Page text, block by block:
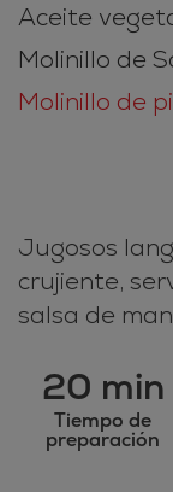
Aceite
Molinillo de
Molinillo de
Jugosos
crujiente,
salsa de
20 min
Tiempo de
preparación